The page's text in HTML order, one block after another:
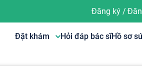
Đăng ký/
Đặt khám Hỏi đáp bác sĩHồ sơ